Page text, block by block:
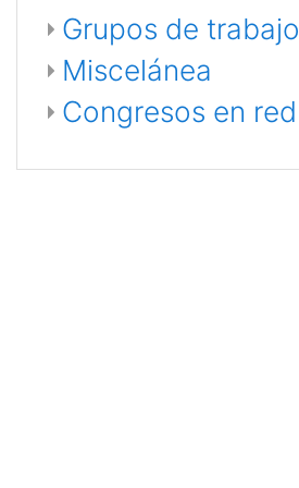
Grupos de trabajo
Miscelánea
Congresos en red